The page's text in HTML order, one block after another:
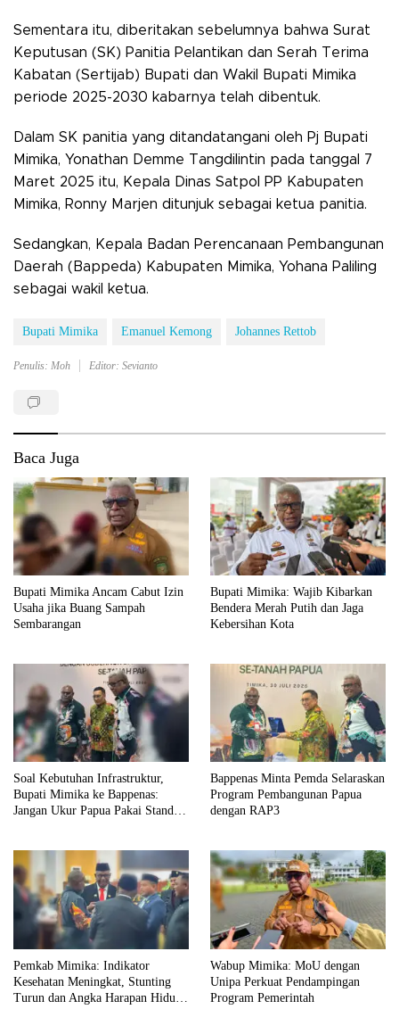
Sementara itu, diberitakan sebelumnya bahwa Surat
Keputusan (SK) Panitia Pelantikan dan Serah Terima
Kabatan (Sertijab) Bupati dan Wakil Bupati Mimika
periode 2025-2030 kabarnya telah dibentuk.
Dalam SK panitia yang ditandatangani oleh Pj Bupati
Mimika, Yonathan Demme Tangdilintin pada tanggal 7
Maret 2025 itu, Kepala Dinas Satpol PP Kabupaten
Mimika, Ronny Marjen ditunjuk sebagai ketua panitia.
Sedangkan, Kepala Badan Perencanaan Pembangunan
Daerah (Bappeda) Kabupaten Mimika, Yohana Paliling
sebagai wakil ketua.
Bupati Mimika Emanuel Kemong Johannes Rettob
Penulis: Moh Editor: Sevianto
Baca Juga
Bupati Mimika Ancam Cabut Izin
Usaha jika Buang Sampah
Sembarangan
Bupati Mimika: Wajib Kibarkan
Bendera Merah Putih dan Jaga
Kebersihan Kota
Soal Kebutuhan Infrastruktur,
Bupati Mimika ke Bappenas:
Jangan Ukur Papua Pakai Standar
Bappenas Minta Pemda Selaraskan
Program Pembangunan Papua
dengan RAP3
Pemkab Mimika: Indikator
Kesehatan Meningkat, Stunting
Turun dan Angka Harapan Hidup
Wabup Mimika: MoU dengan
Unipa Perkuat Pendampingan
Program Pemerintah